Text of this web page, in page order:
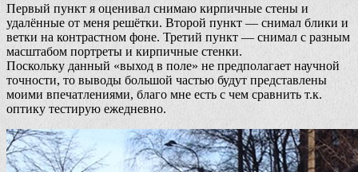
Первый пункт я оценивал снимаю кирпичные стены и
удалённые от меня решётки. Второй пункт — снимал блики и
ветки на контрастном фоне. Третий пункт — снимал с разным
масштабом портреты и кирпичные стенки.
Поскольку данный «выход в поле» не предполагает научной
точности, то выводы большой частью будут представлены
моими впечатлениями, благо мне есть с чем сравнить т.к.
оптику тестирую ежедневно.